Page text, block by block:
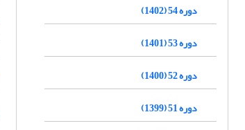
دوره 54 (1402)
دوره 53 (1401)
دوره 52 (1400)
دوره 51 (1399)